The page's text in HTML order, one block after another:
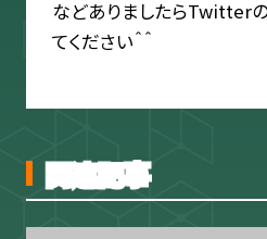
などありましたらTwitter
てください＾＾
関連記事